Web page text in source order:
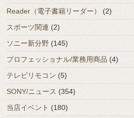
Reader（電子書籍リーダー）
(2)
スポーツ関連 (2)
ソニー新分野 (145)
プロフェッショナル/業務用商品 (4)
テレビリモコン (5)
SONY/ニュース (354)
当店イベント (180)